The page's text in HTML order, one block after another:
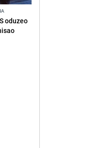
oduzeo